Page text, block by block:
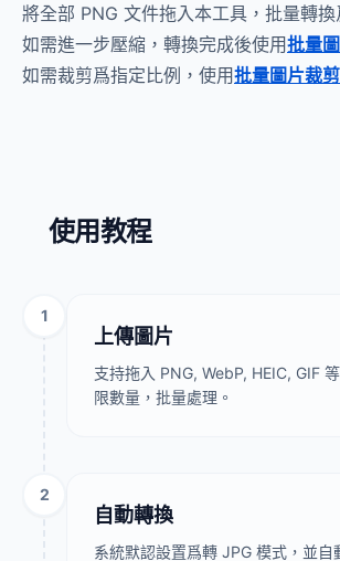
將全部 PNG 文件拖入本工具，批量轉換
如需進一步壓縮，轉換完成後使用批量
如需裁剪爲指定比例，使用批量圖片裁
使用教程
1
上傳圖片
支持拖入 PNG, WebP, HEIC, GIF
限數量，批量處理。
2
自動轉換
系統默認設置爲轉 JPG 模式，並自